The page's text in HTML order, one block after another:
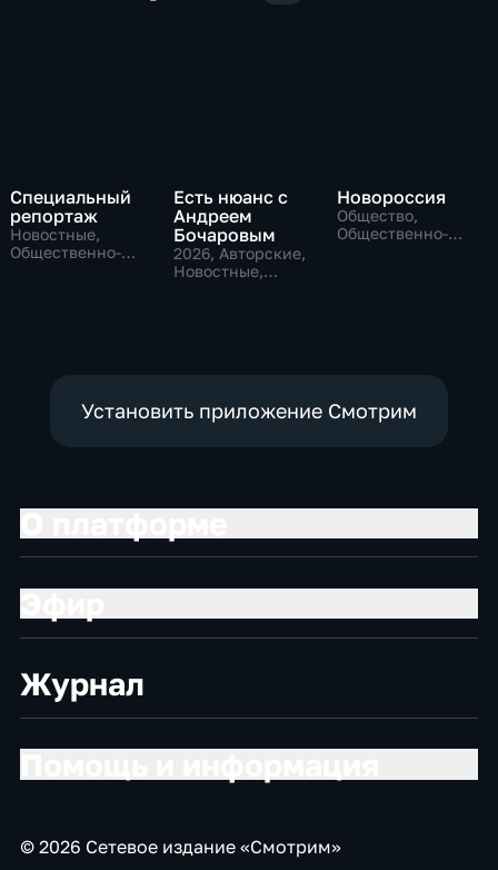
Специальный
репортаж
Новостные,
Общественно-
Есть нюанс с
Андреем
Бочаровым
2026, Авторские,
Новостные,
Новороссия
Общество,
Общественно-
Установить приложение Смотрим
Журнал
© 2026 Сетевое издание «Смотрим»